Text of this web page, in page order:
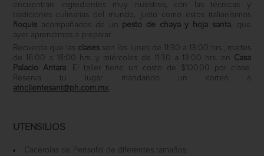
encuentran ingredientes muy nuestros, con las técnicas y
tradiciones culinarias del mundo, justo como estos italianísimos
ñoquis acompañados de un pesto de chaya y hoja santa, que
ayer aprendimos a preparar.
Recuerda que las clases son los lunes de 11:30 a 13:00 hrs., martes
de 16:00 a 18:00 hrs. y miércoles de 11:30 a 13:00 hrs. en
Casa
Palacio Antara. El taller tiene un costo de $100.00 por clase.
Reserva tu lugar mandando un correo a
atnclientesant@ph.com.mx.
UTENSILIOS
Cacerolas de Pensofal de diferentes tamaños